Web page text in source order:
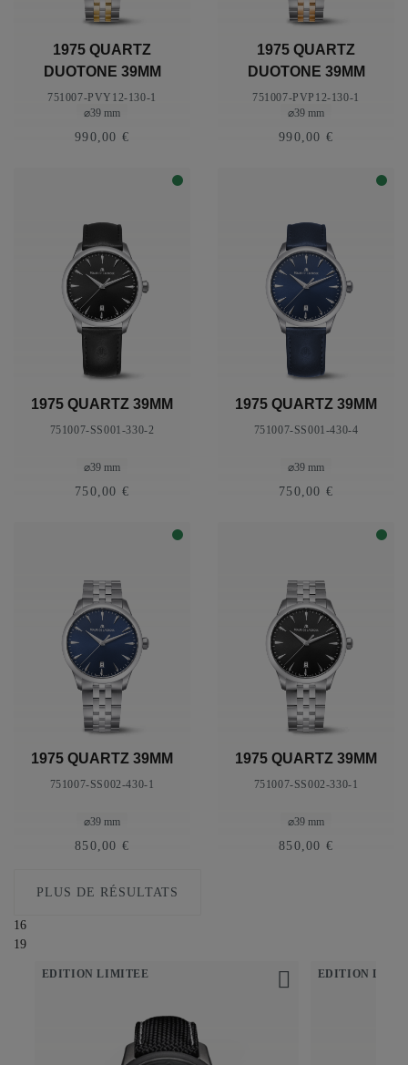
1975 QUARTZ
DUOTONE 39MM
751007-PVY12-130-1
⌀39 mm
990,00 €
1975 QUARTZ
DUOTONE 39MM
751007-PVP12-130-1
⌀39 mm
990,00 €
1975 QUARTZ 39MM
751007-SS001-330-2
⌀39 mm
750,00 €
1975 QUARTZ 39MM
751007-SS001-430-4
⌀39 mm
750,00 €
1975 QUARTZ 39MM
751007-SS002-430-1
⌀39 mm
850,00 €
1975 QUARTZ 39MM
751007-SS002-330-1
⌀39 mm
850,00 €
PLUS DE RÉSULTATS
16
19
ÉDITION LIMITÉE ÉDITION